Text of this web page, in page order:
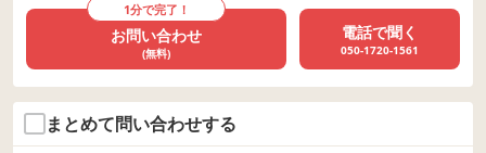
1分で完了！
お問い合わせ
(無料)
電話で聞く
050-1720-1561
まとめて問い合わせする